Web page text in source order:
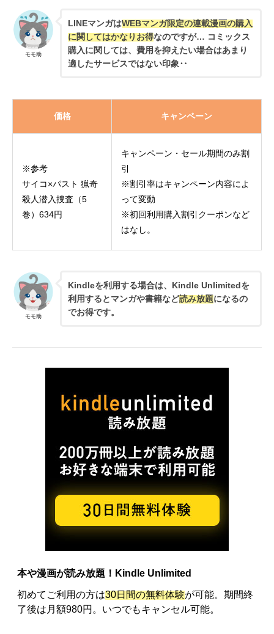
モモ助
LINEマンガはWEBマンガ限定の連載漫画の購入
に関してはかなりお得なのですが… コミックス
購入に関しては、費用を抑えたい場合はあまり
適したサービスではない印象‥
価格 キャンペーン
※参考
サイコ×パスト 猟奇
殺人潜入捜査（5
巻）634円
キャンペーン・セール期間のみ割
引
※割引率はキャンペーン内容によ
って変動
※初回利用購入割引クーポンなど
はなし。
モモ助
Kindleを利用する場合は、Kindle Unlimitedを
利用するとマンガや書籍など読み放題になるの
でお得です。
本や漫画が読み放題！Kindle Unlimited
初めてご利用の方は30日間の無料体験が可能。期間終
了後は月額980円。いつでもキャンセル可能。